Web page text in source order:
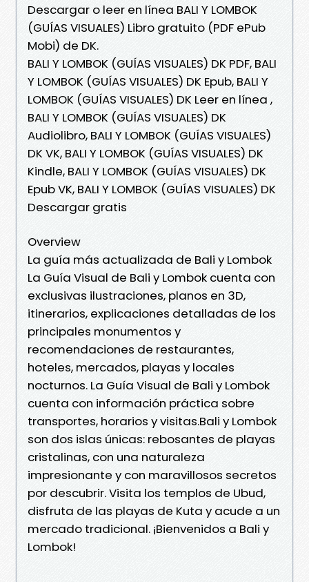
Descargar o leer en línea BALI Y LOMBOK
(GUÍAS VISUALES) Libro gratuito (PDF ePub
Mobi) de DK.
BALI Y LOMBOK (GUÍAS VISUALES) DK PDF, BALI
Y LOMBOK (GUÍAS VISUALES) DK Epub, BALI Y
LOMBOK (GUÍAS VISUALES) DK Leer en línea ,
BALI Y LOMBOK (GUÍAS VISUALES) DK
Audiolibro, BALI Y LOMBOK (GUÍAS VISUALES)
DK VK, BALI Y LOMBOK (GUÍAS VISUALES) DK
Kindle, BALI Y LOMBOK (GUÍAS VISUALES) DK
Epub VK, BALI Y LOMBOK (GUÍAS VISUALES) DK
Descargar gratis
Overview
La guía más actualizada de Bali y Lombok
La Guía Visual de Bali y Lombok cuenta con
exclusivas ilustraciones, planos en 3D,
itinerarios, explicaciones detalladas de los
principales monumentos y
recomendaciones de restaurantes,
hoteles, mercados, playas y locales
nocturnos. La Guía Visual de Bali y Lombok
cuenta con información práctica sobre
transportes, horarios y visitas.Bali y Lombok
son dos islas únicas: rebosantes de playas
cristalinas, con una naturaleza
impresionante y con maravillosos secretos
por descubrir. Visita los templos de Ubud,
disfruta de las playas de Kuta y acude a un
mercado tradicional. ¡Bienvenidos a Bali y
Lombok!